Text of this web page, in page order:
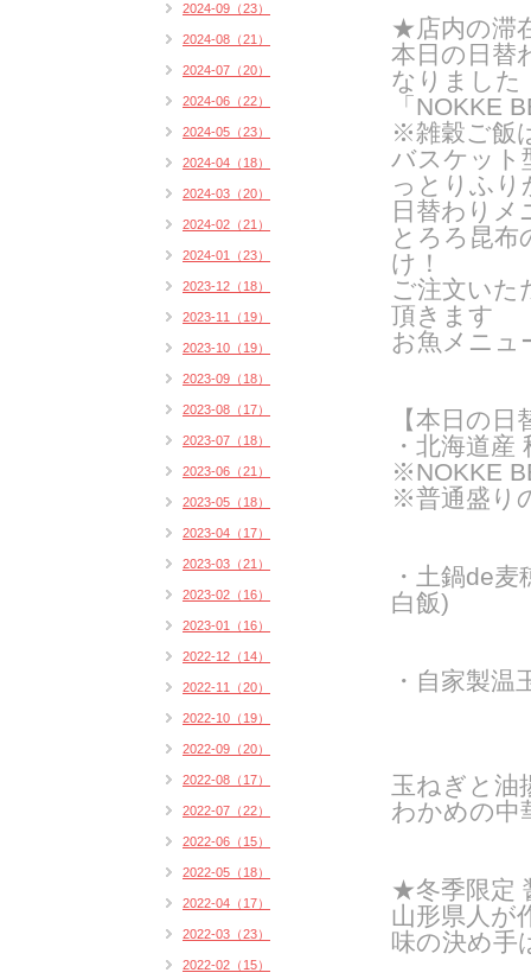
★店内の滞
本日の日替
なりました
「NOKKE
※雑穀ご飯
バスケット
っとりふり
日替わりメ
とろろ昆布
け！
ご注文いた
頂きます
お魚メニュ
【本日の
・北海道産
※NOKKE
※普通盛り
・土鍋de
白飯)
・自家製
玉ねぎと油
わかめの中
★冬季限定
山形県人が
味の決め手
2024-09（23）
2024-08（21）
2024-07（20）
2024-06（22）
2024-05（23）
2024-04（18）
2024-03（20）
2024-02（21）
2024-01（23）
2023-12（18）
2023-11（19）
2023-10（19）
2023-09（18）
2023-08（17）
2023-07（18）
2023-06（21）
2023-05（18）
2023-04（17）
2023-03（21）
2023-02（16）
2023-01（16）
2022-12（14）
2022-11（20）
2022-10（19）
2022-09（20）
2022-08（17）
2022-07（22）
2022-06（15）
2022-05（18）
2022-04（17）
2022-03（23）
2022-02（15）